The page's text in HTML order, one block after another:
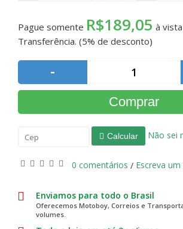
Pague somente R$189,05 à
Transferência. (5% de desconto)
-
Comprar
Calcular Não sei
0 comentários / Escreva
Enviamos para todo o Brasil
Oferecemos Motoboy, Correios e
volumes.